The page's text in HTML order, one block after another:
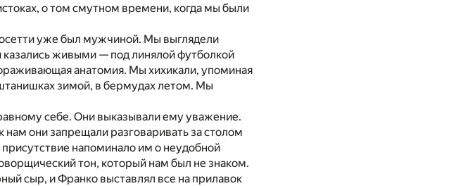
о том смутном времени, когда мы были
уже был мужчиной. Мы выглядели
живыми — под линялой футболкой
анатомия. Мы хихикали, упоминая
зимой, в бермудах летом. Мы
себе. Они выказывали ему уважение.
они запрещали разговаривать за столом
напоминало им о неудобной
тон, который нам был не знаком.
сыр, и Франко выставлял все на прилавок